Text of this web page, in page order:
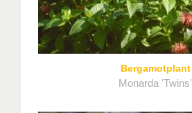
Bergamotplant
Monarda 'Twins'